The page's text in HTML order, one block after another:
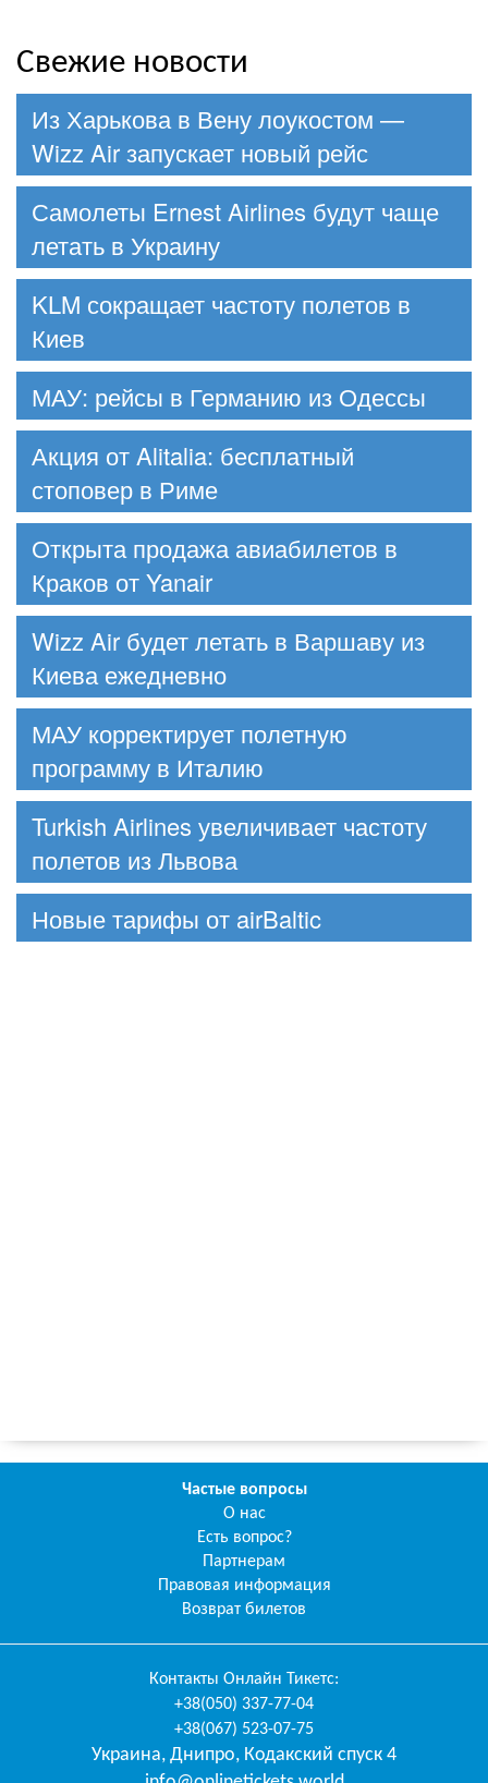
Свежие новости
Из Харькова в Вену лоукостом —
Wizz Air запускает новый рейс
Самолеты Ernest Airlines будут чаще
летать в Украину
KLM сокращает частоту полетов в
Киев
МАУ: рейсы в Германию из Одессы
Акция от Alitalia: бесплатный
стоповер в Риме
Открыта продажа авиабилетов в
Краков от Yanair
Wizz Air будет летать в Варшаву из
Киева ежедневно
МАУ корректирует полетную
программу в Италию
Turkish Airlines увеличивает частоту
полетов из Львова
Новые тарифы от airBaltic
Частые вопросы
О нас
Есть вопрос?
Партнерам
Правовая информация
Возврат билетов
Контакты Онлайн Тикетс:
+38(050) 337-77-04
+38(067) 523-07-75
Украина, Днипро, Кодакский спуск 4